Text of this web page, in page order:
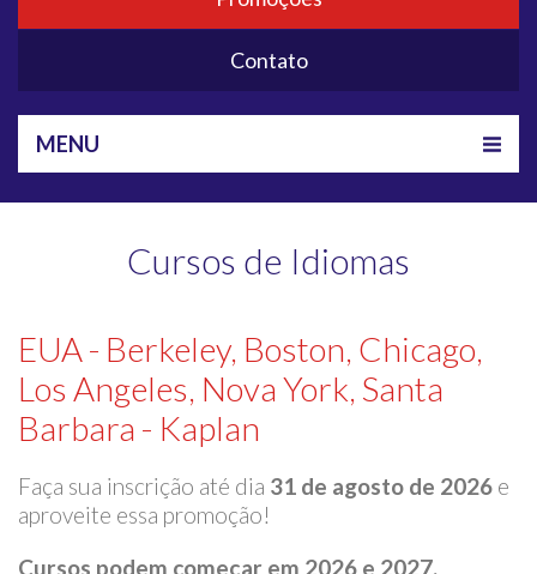
Contato
MENU
Cursos de Idiomas
EUA - Berkeley, Boston, Chicago,
Los Angeles, Nova York, Santa
Barbara - Kaplan
Faça sua inscrição até dia 31 de agosto de 2026 e
aproveite essa promoção!
Cursos podem começar em 2026 e 2027.